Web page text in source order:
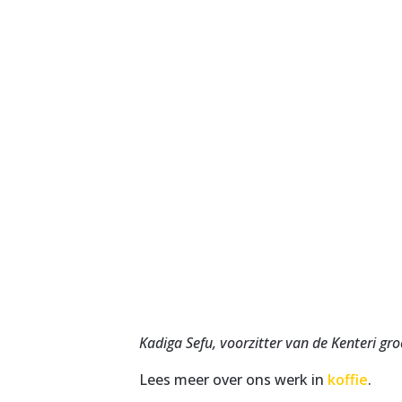
Kadiga Sefu, voorzitter van de Kenteri
Lees meer over ons werk in koffie.